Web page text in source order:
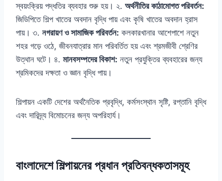
স্বয়ংক্রিয় পদ্ধতির ব্যবহার শুরু হয়। ২. অর্থনীতির কাঠামোগত পরিবর্তন:
জিডিপিতে শিল্প খাতের অবদান বৃদ্ধি পায় এবং কৃষি খাতের অবদান হ্রাস
পায়। ৩. নগরায়ণ ও সামাজিক পরিবর্তন: কলকারখানার আশেপাশে নতুন
শহর গড়ে ওঠে, জীবনযাত্রার মান পরিবর্তিত হয় এবং শ্রমজীবী শ্রেণির
উত্থান ঘটে। ৪. মানবসম্পদের বিকাশ: নতুন প্রযুক্তির ব্যবহারের জন্য
শ্রমিকদের দক্ষতা ও জ্ঞান বৃদ্ধি পায়।
শিল্পায়ন একটি দেশের অর্থনৈতিক প্রবৃদ্ধি, কর্মসংস্থান সৃষ্টি, রপ্তানি বৃদ্ধি
এবং দারিদ্র্য বিমোচনের জন্য অপরিহার্য।
বাংলাদেশে শিল্পায়নের প্রধান প্রতিবন্ধকতাসমূহ